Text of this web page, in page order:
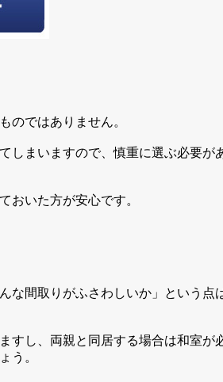
のではありません。
しまいますので、慎重に選ぶ必要が
おいた方が安心です。
な間取りがふさわしいか」という点
すし、両親と同居する場合は和室が
う。